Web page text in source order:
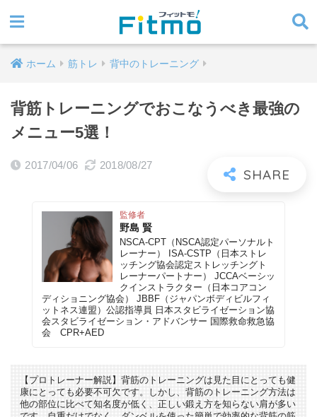
ホーム 筋トレ 背中のトレーニング
背筋トレーニングでおこなうべき最強の
メニュー5選！
2017/04/06 2018/08/27
監修者
野島 賢
NSCA-CPT（NSCA認定パーソナルト
レーナー） ISA-CSTP（日本ストレ
ッチング協会認定ストレッチングト
レーナーパートナー） JCCAベーシッ
クインストラクター（日本コアコン
ディショニング協会） JBBF（ジャパンボディビルフィ
ットネス連盟）公認指導員 日本スタビライゼーション協
会スタビライゼーション・アドバンサー 国際救命救急協
会 CPR+AED
【プロトレーナー解説】背筋のトレーニングは見た目にとっても健
康にとっても必要不可欠です。しかし、背筋のトレーニング方法は
他の部位に比べて知名度が低く、正しい鍛え方を知らない肩が多い